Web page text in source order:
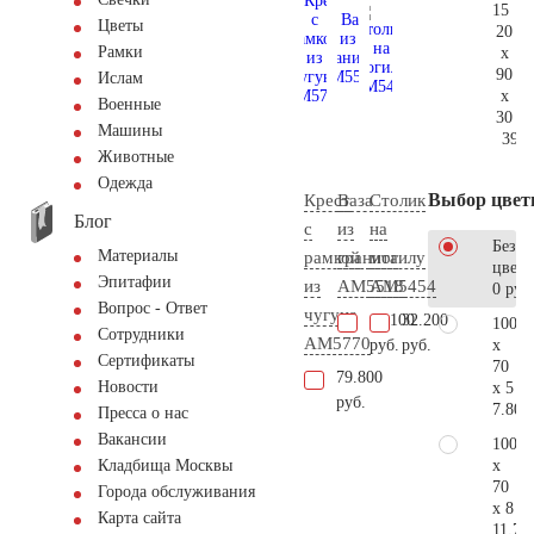
Цветы
Рамки
Ислам
Военные
Машины
Животные
Одежда
Блог
Материалы
Эпитафии
Вопрос - Ответ
Сотрудники
Сертификаты
Новости
Пресса о нас
Вакансии
Кладбища Москвы
Города обслуживания
Карта сайта
Крест
с
рамкой
из
чугуна
AM5770
79.800
руб.
Ваза
из
гранита
AM5518
11.100
руб.
Столик
на
могилу
AM5454
32.200
руб.
15
20
x
90
x
30
Выбор
Без
0 руб.
100
x
70
x 5
100
x
70
x 8